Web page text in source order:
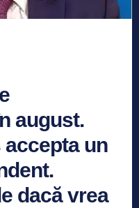
august.
accepta un
dacă vrea